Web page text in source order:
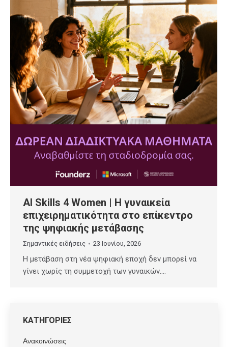
AI Skills 4 Women | Η γυναικεία
επιχειρηματικότητα στο επίκεντρο
της ψηφιακής μετάβασης
Σημαντικές ειδήσεις 23 Ιουνίου, 2026
Η μετάβαση στη νέα ψηφιακή εποχή δεν μπορεί να
γίνει χωρίς τη συμμετοχή των γυναικών.…
ΚΑΤΗΓΟΡΙΕΣ
Ανακοινώσεις